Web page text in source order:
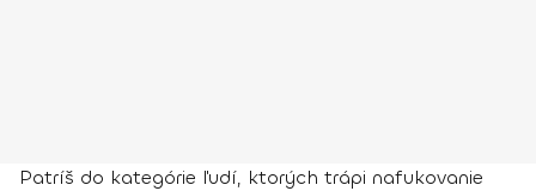
Patríš do kategórie ľudí, ktorých trápi nafukovanie